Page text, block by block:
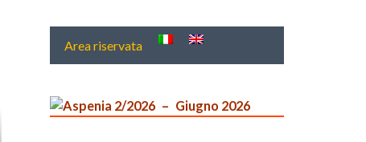
Area riservata
Aspenia 2/2026 Giugno 2026